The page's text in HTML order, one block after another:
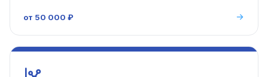
от 50 000 ₽